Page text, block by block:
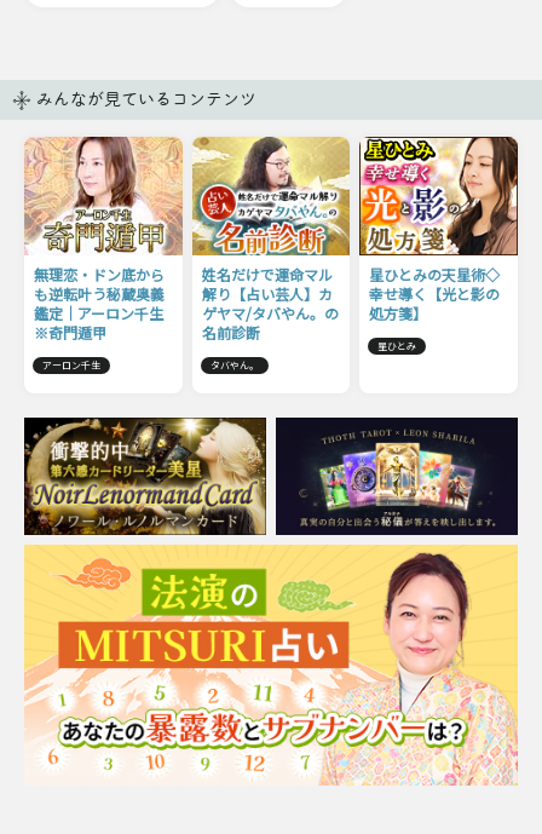
みんなが見ているコンテンツ
無理恋・ドン底から
も逆転叶う秘蔵奥義
鑑定｜アーロン千生
※奇門遁甲
アーロン千生
姓名だけで運命マル
解り【占い芸人】カ
ゲヤマ/タバやん。の
名前診断
タバやん。
星ひとみの天星術◇
幸せ導く【光と影の
処方箋】
星ひとみ